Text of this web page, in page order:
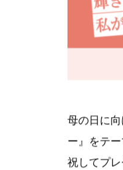
母の日に
ー』をテ
祝してプ